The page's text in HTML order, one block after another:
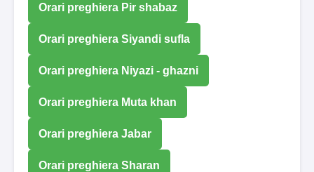
Orari preghiera Pir shabaz
Orari preghiera Siyandi sufla
Orari preghiera Niyazi - ghazni
Orari preghiera Muta khan
Orari preghiera Jabar
Orari preghiera Sharan